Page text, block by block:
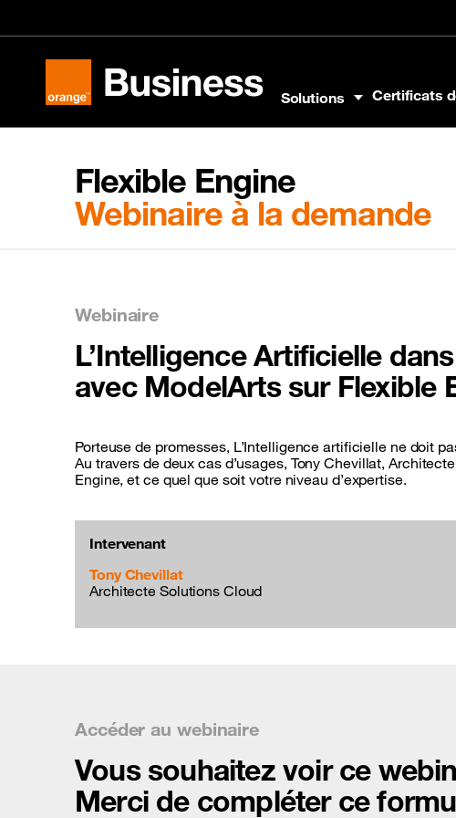
Orange Business
Solutions Certificats
Flexible Engine
Webinaire à la demande
Webinaire
L’Intelligence Artificielle
avec ModelArts sur Flexible
Porteuse de promesses, L’Intelligence artificielle ne doit
Au travers de deux cas d’usages, Tony Chevillat,
Engine, et ce quel que soit votre niveau d’expertise.
Intervenant
Tony Chevillat
Architecte Solutions Cloud
Accéder au webinaire
Vous souhaitez voir ce
Merci de compléter ce